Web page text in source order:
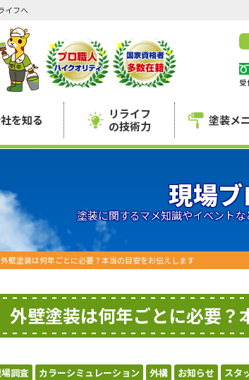
イフへ
受
を知る
リライフ
の技術力
塗装メ
現場
塗装に関するマメ知識やイベント
外壁塗装は何年ごとに必要？本当の目安をお伝えします
外壁塗装は何年ごとに必要？
調査 カラーシミュレーション 外構 お知らせ スタ